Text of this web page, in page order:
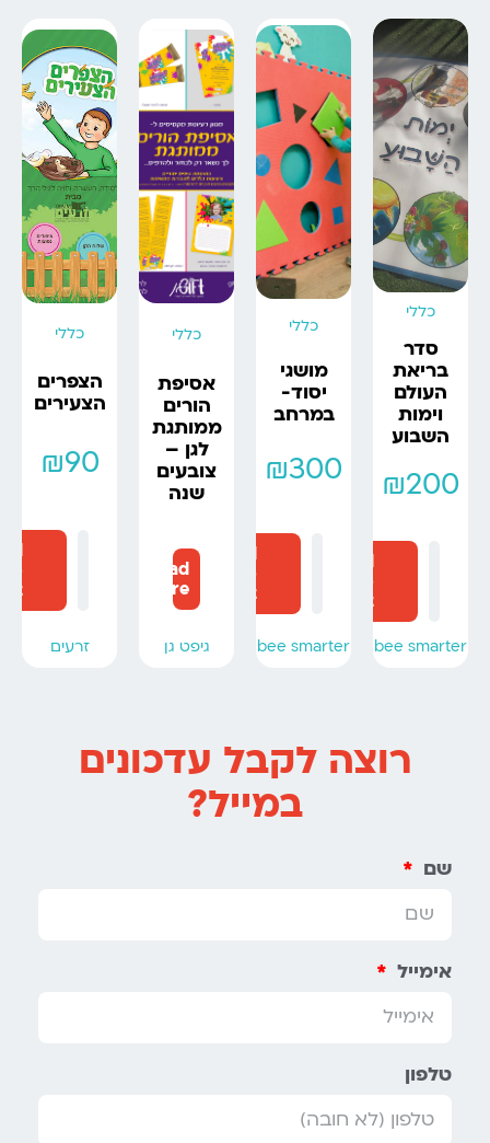
כללי
סדר
בריאת
העולם
וימות
השבוע
₪200
Add
to
cart
bee smarter
כללי
מושגי
יסוד-
במרחב
₪300
Add
to
cart
bee smarter
כללי
אסיפת
הורים
ממותגת
לגן –
צובעים
שנה
Read
more
גיפט גן
כללי
הצפרים
הצעירים
₪90
to
זרעים
רוצה לקבל עדכונים
במייל?
שם
אימייל
טלפון